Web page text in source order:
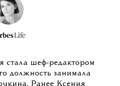
стала шеф-редактором
должность занимала
Ранее Ксения